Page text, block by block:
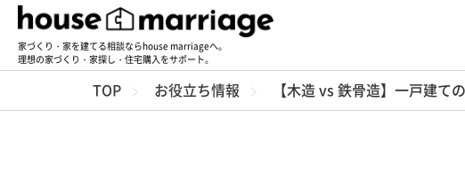
家づくり・家を建てる相談ならhouse marriageへ。
理想の家づくり・家探し・住宅購入をサポート。
TOP お役立ち情報 【木造 vs 鉄骨造】一戸建